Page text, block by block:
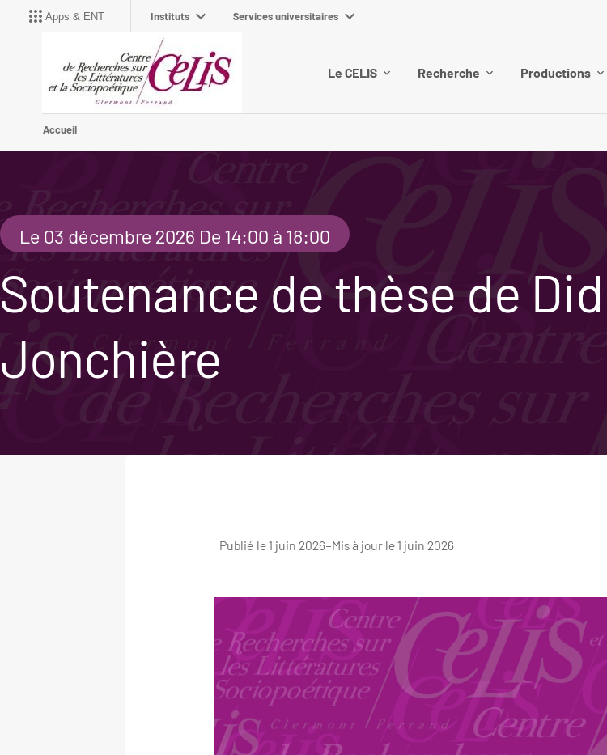
Apps & ENT Instituts Services universitaires
Le CELIS Recherche Productions
Accueil
Le 03 décembre 2026 De 14:00 à 18:00
Soutenance de thèse de
Jonchière
Publié le 1 juin 2026–Mis à jour le 1 juin 2026